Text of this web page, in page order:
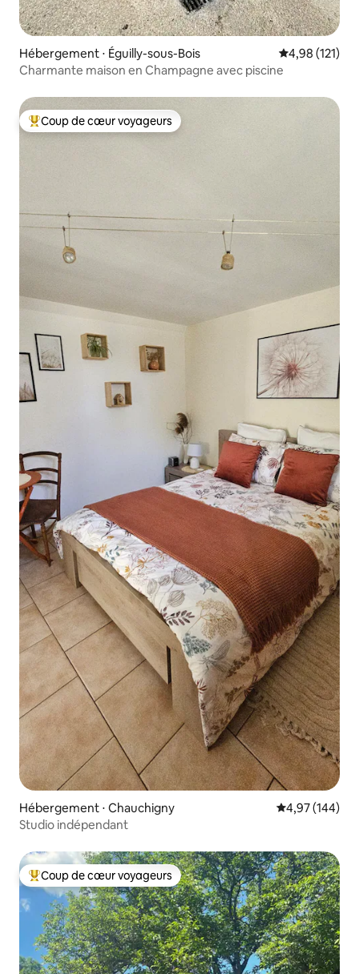
Hébergement ⋅ Éguilly-sous-Bois Évaluation
4,98 (121)
Charmante maison en Champagne avec piscine
Coups de cœur voyageurs les plus appréciés
Coup de cœur voyageurs
Hébergement ⋅ Chauchigny Évaluation
4,97 (144)
Studio indépendant
Coups de cœur voyageurs les plus appréciés
Coup de cœur voyageurs